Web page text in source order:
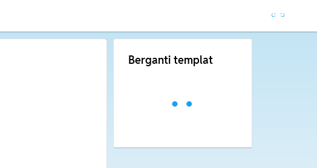
Berganti templat